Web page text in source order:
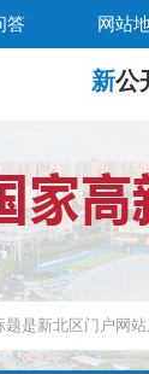
答 网站
新公